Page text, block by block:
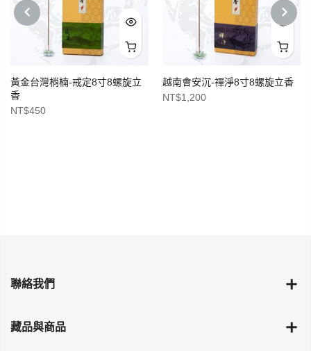
PREVIOUS
黃金台灣梢楠-戒定8寸8螺旋立
香
NT$450
越南會安沉-禪淨8寸8螺旋立香
NT$1,200
NEXT
聯絡我們
藏品與商品